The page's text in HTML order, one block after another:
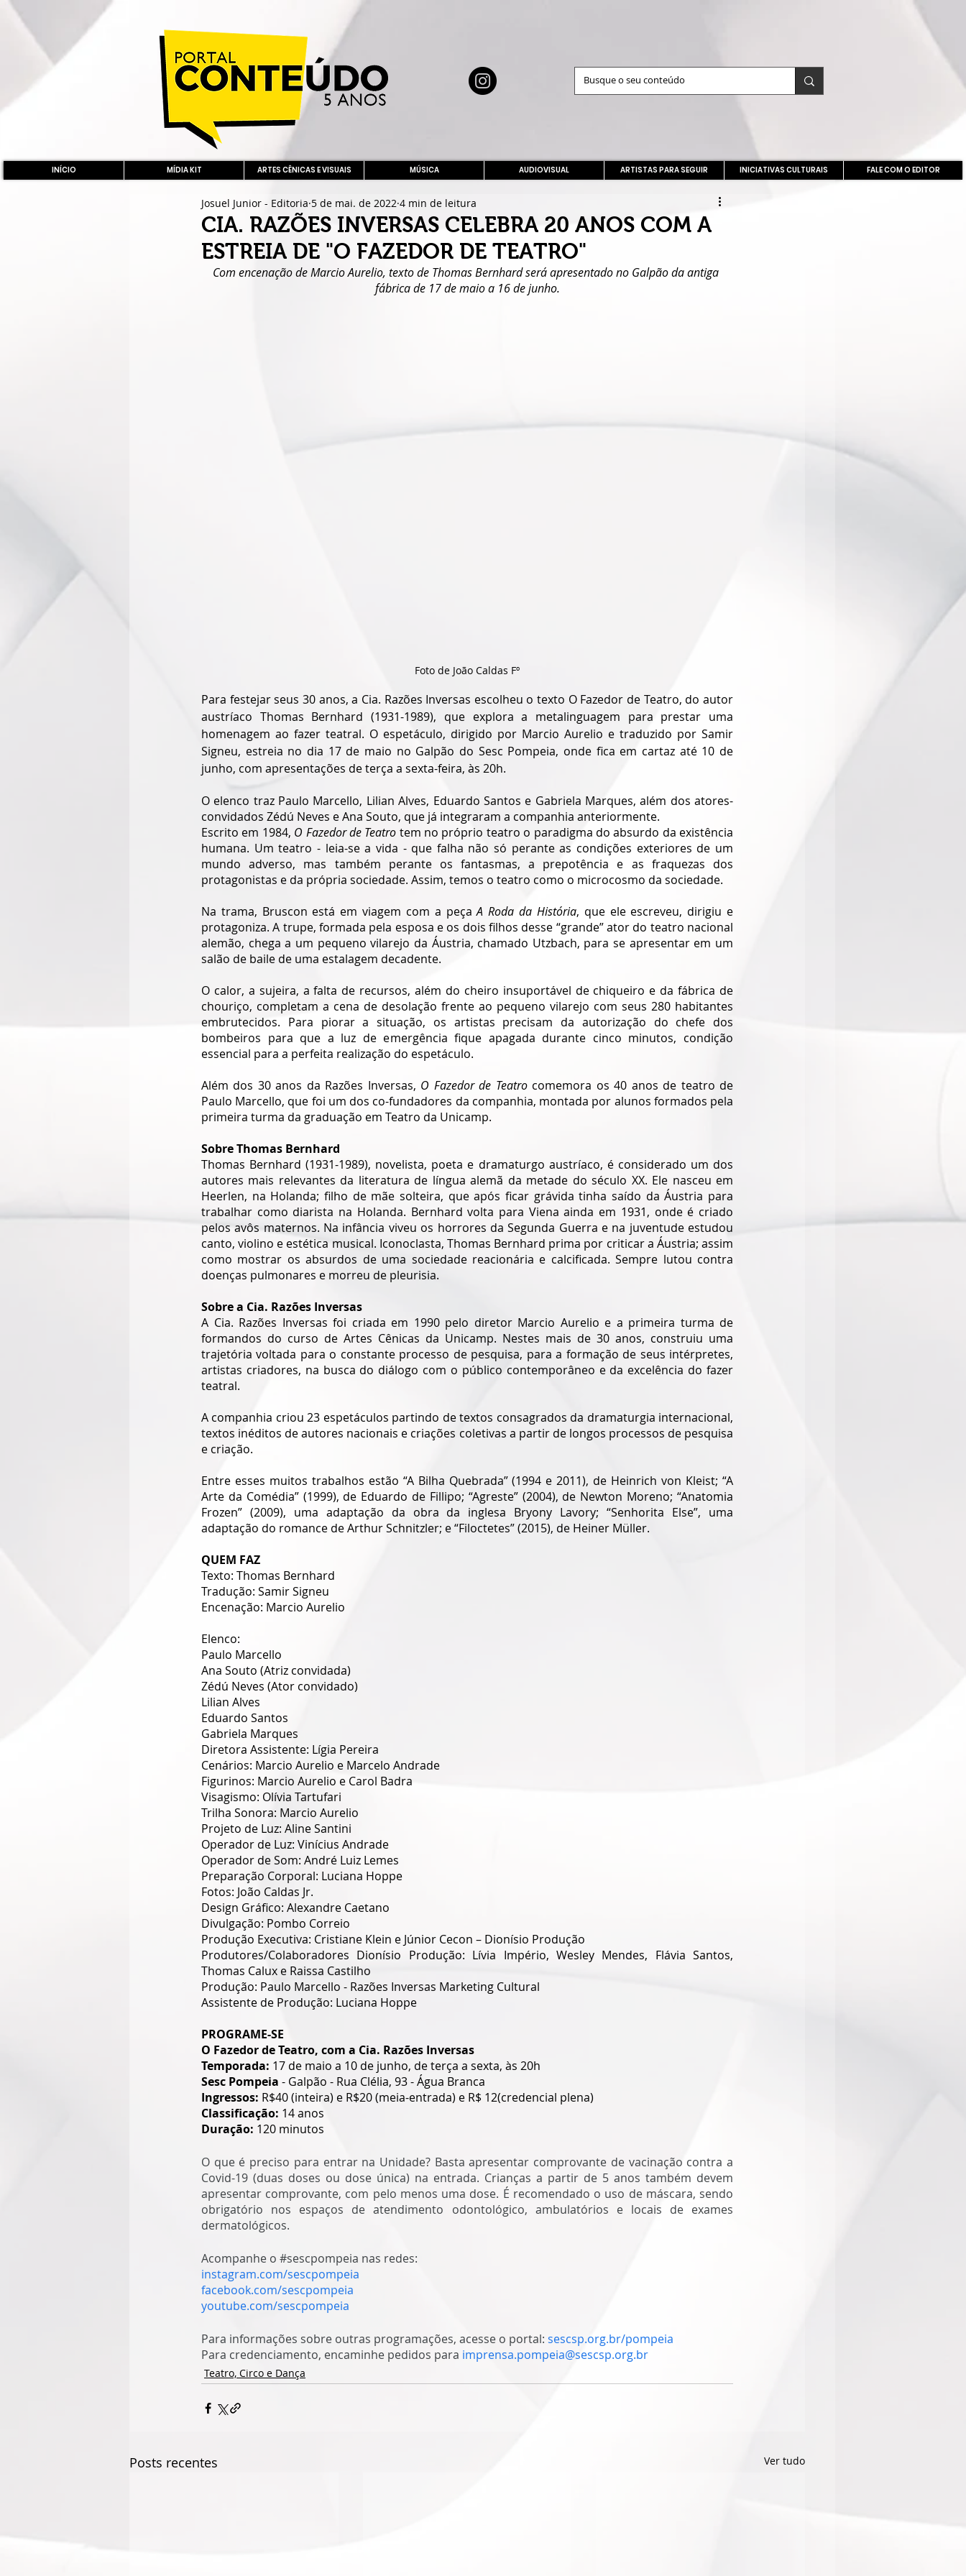
INÍCIO MÍDIA KIT ARTES CÊNICAS E VISUAIS MÚSICA AUDIOVISUAL ARTISTAS PARA SEGUIR INICIATIVAS CULTURAIS FALE COM O EDITOR
CIA. RAZÕES INVERSAS CELEBRA 20 ANOS COM A
ESTREIA DE "O FAZEDOR DE TEATRO"
Josuel Junior - Editoria 5 de mai. de 2022 4 min de leitura
Com encenação de Marcio Aurelio, texto de Thomas Bernhard será apresentado no Galpão da antiga
fábrica de 17 de maio a 16 de junho.
Foto de João Caldas Fº
Para festejar seus 30 anos, a Cia. Razões Inversas escolheu o texto O Fazedor de Teatro, do autor
austríaco Thomas Bernhard (1931-1989), que explora a metalinguagem para prestar uma
homenagem ao fazer teatral. O espetáculo, dirigido por Marcio Aurelio e traduzido por Samir
Signeu, estreia no dia 17 de maio no Galpão do Sesc Pompeia, onde fica em cartaz até 10 de
junho, com apresentações de terça a sexta-feira, às 20h.
O elenco traz Paulo Marcello, Lilian Alves, Eduardo Santos e Gabriela Marques, além dos atores-
convidados Zédú Neves e Ana Souto, que já integraram a companhia anteriormente.
Escrito em 1984, O Fazedor de Teatro tem no próprio teatro o paradigma do absurdo da existência
humana. Um teatro - leia-se a vida - que falha não só perante as condições exteriores de um
mundo adverso, mas também perante os fantasmas, a prepotência e as fraquezas dos
protagonistas e da própria sociedade. Assim, temos o teatro como o microcosmo da sociedade.
Na trama, Bruscon está em viagem com a peça A Roda da História, que ele escreveu, dirigiu e
protagoniza. A trupe, formada pela esposa e os dois filhos desse “grande” ator do teatro nacional
alemão, chega a um pequeno vilarejo da Áustria, chamado Utzbach, para se apresentar em um
salão de baile de uma estalagem decadente.
O calor, a sujeira, a falta de recursos, além do cheiro insuportável de chiqueiro e da fábrica de
chouriço, completam a cena de desolação frente ao pequeno vilarejo com seus 280 habitantes
embrutecidos. Para piorar a situação, os artistas precisam da autorização do chefe dos
bombeiros para que a luz de emergência fique apagada durante cinco minutos, condição
essencial para a perfeita realização do espetáculo.
Além dos 30 anos da Razões Inversas, O Fazedor de Teatro comemora os 40 anos de teatro de
Paulo Marcello, que foi um dos co-fundadores da companhia, montada por alunos formados pela
primeira turma da graduação em Teatro da Unicamp.
Sobre Thomas Bernhard
Thomas Bernhard (1931-1989), novelista, poeta e dramaturgo austríaco, é considerado um dos
autores mais relevantes da literatura de língua alemã da metade do século XX. Ele nasceu em
Heerlen, na Holanda; filho de mãe solteira, que após ficar grávida tinha saído da Áustria para
trabalhar como diarista na Holanda. Bernhard volta para Viena ainda em 1931, onde é criado
pelos avôs maternos. Na infância viveu os horrores da Segunda Guerra e na juventude estudou
canto, violino e estética musical. Iconoclasta, Thomas Bernhard prima por criticar a Áustria; assim
como mostrar os absurdos de uma sociedade reacionária e calcificada. Sempre lutou contra
doenças pulmonares e morreu de pleurisia.
Sobre a Cia. Razões Inversas
A Cia. Razões Inversas foi criada em 1990 pelo diretor Marcio Aurelio e a primeira turma de
formandos do curso de Artes Cênicas da Unicamp. Nestes mais de 30 anos, construiu uma
trajetória voltada para o constante processo de pesquisa, para a formação de seus intérpretes,
artistas criadores, na busca do diálogo com o público contemporâneo e da excelência do fazer
teatral.
A companhia criou 23 espetáculos partindo de textos consagrados da dramaturgia internacional,
textos inéditos de autores nacionais e criações coletivas a partir de longos processos de pesquisa
e criação.
Entre esses muitos trabalhos estão “A Bilha Quebrada” (1994 e 2011), de Heinrich von Kleist; “A
Arte da Comédia” (1999), de Eduardo de Fillipo; “Agreste” (2004), de Newton Moreno; “Anatomia
Frozen” (2009), uma adaptação da obra da inglesa Bryony Lavory; “Senhorita Else”, uma
adaptação do romance de Arthur Schnitzler; e “Filoctetes” (2015), de Heiner Müller.
QUEM FAZ
Texto: Thomas Bernhard
Tradução: Samir Signeu
Encenação: Marcio Aurelio
Elenco:
Paulo Marcello
Ana Souto (Atriz convidada)
Zédú Neves (Ator convidado)
Lilian Alves
Eduardo Santos
Gabriela Marques
Diretora Assistente: Lígia Pereira
Cenários: Marcio Aurelio e Marcelo Andrade
Figurinos: Marcio Aurelio e Carol Badra
Visagismo: Olívia Tartufari
Trilha Sonora: Marcio Aurelio
Projeto de Luz: Aline Santini
Operador de Luz: Vinícius Andrade
Operador de Som: André Luiz Lemes
Preparação Corporal: Luciana Hoppe
Fotos: João Caldas Jr.
Design Gráfico: Alexandre Caetano
Divulgação: Pombo Correio
Produção Executiva: Cristiane Klein e Júnior Cecon – Dionísio Produção
Produtores/Colaboradores Dionísio Produção: Lívia Império, Wesley Mendes, Flávia Santos,
Thomas Calux e Raissa Castilho
Produção: Paulo Marcello - Razões Inversas Marketing Cultural
Assistente de Produção: Luciana Hoppe
PROGRAME-SE
O Fazedor de Teatro, com a Cia. Razões Inversas
Temporada: 17 de maio a 10 de junho, de terça a sexta, às 20h
Sesc Pompeia - Galpão - Rua Clélia, 93 - Água Branca
Ingressos: R$40 (inteira) e R$20 (meia-entrada) e R$ 12(credencial plena)
Classificação: 14 anos
Duração: 120 minutos
O que é preciso para entrar na Unidade? Basta apresentar comprovante de vacinação contra a
Covid-19 (duas doses ou dose única) na entrada. Crianças a partir de 5 anos também devem
apresentar comprovante, com pelo menos uma dose. É recomendado o uso de máscara, sendo
obrigatório nos espaços de atendimento odontológico, ambulatórios e locais de exames
dermatológicos.
Acompanhe o #sescpompeia nas redes:
instagram.com/sescpompeia
facebook.com/sescpompeia
youtube.com/sescpompeia
Para informações sobre outras programações, acesse o portal: sescsp.org.br/pompeia
Para credenciamento, encaminhe pedidos para imprensa.pompeia@sescsp.org.br
Teatro, Circo e Dança
Posts recentes Ver tudo